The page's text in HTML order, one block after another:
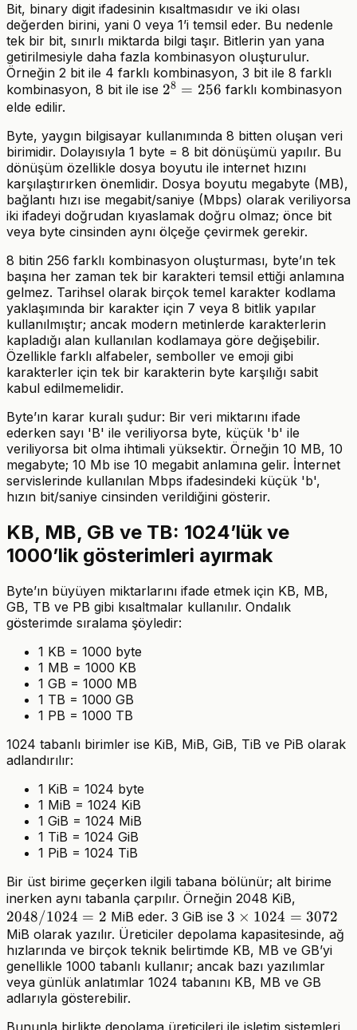
Bit, binary digit ifadesinin kısaltmasıdır ve iki olası
değerden birini, yani 0 veya 1’i temsil eder. Bu nedenle
tek bir bit, sınırlı miktarda bilgi taşır. Bitlerin yan yana
getirilmesiyle daha fazla kombinasyon oluşturulur.
Örneğin 2 bit ile 4 farklı kombinasyon, 3 bit ile 8 farklı
kombinasyon, 8 bit ile ise 2^8
256
28 = 256 farklı kombinasyon
elde edilir.
Byte, yaygın bilgisayar kullanımında 8 bitten oluşan veri
birimidir. Dolayısıyla 1 byte = 8 bit dönüşümü yapılır. Bu
dönüşüm özellikle dosya boyutu ile internet hızını
karşılaştırırken önemlidir. Dosya boyutu megabyte (MB),
bağlantı hızı ise megabit/saniye (Mbps) olarak veriliyorsa
iki ifadeyi doğrudan kıyaslamak doğru olmaz; önce bit
veya byte cinsinden aynı ölçeğe çevirmek gerekir.
8 bitin 256 farklı kombinasyon oluşturması, byte’ın tek
başına her zaman tek bir karakteri temsil ettiği anlamına
gelmez. Tarihsel olarak birçok temel karakter kodlama
yaklaşımında bir karakter için 7 veya 8 bitlik yapılar
kullanılmıştır; ancak modern metinlerde karakterlerin
kapladığı alan kullanılan kodlamaya göre değişebilir.
Özellikle farklı alfabeler, semboller ve emoji gibi
karakterler için tek bir karakterin byte karşılığı sabit
kabul edilmemelidir.
Byte’ın karar kuralı şudur: Bir veri miktarını ifade
ederken sayı 'B' ile veriliyorsa byte, küçük 'b' ile
veriliyorsa bit olma ihtimali yüksektir. Örneğin 10 MB, 10
megabyte; 10 Mb ise 10 megabit anlamına gelir. İnternet
servislerinde kullanılan Mbps ifadesindeki küçük 'b',
hızın bit/saniye cinsinden verildiğini gösterir.
KB, MB, GB ve TB: 1024’lük ve
1000’lik gösterimleri ayırmak
Byte’ın büyüyen miktarlarını ifade etmek için KB, MB,
GB, TB ve PB gibi kısaltmalar kullanılır. Ondalık
gösterimde sıralama şöyledir:
1 KB = 1000 byte
1 MB = 1000 KB
1 GB = 1000 MB
1 TB = 1000 GB
1 PB = 1000 TB
1024 tabanlı birimler ise KiB, MiB, GiB, TiB ve PiB olarak
adlandırılır:
1 KiB = 1024 byte
1 MiB = 1024 KiB
1 GiB = 1024 MiB
1 TiB = 1024 GiB
1 PiB = 1024 TiB
Bir üst birime geçerken ilgili tabana bölünür; alt birime
inerken aynı tabanla çarpılır. Örneğin 2048 KiB,
/
1024
= 2
2048/1024 = 2 MiB eder. 3 GiB ise 3
\times
1024
=
3072
3 × 1024 = 3072
MiB olarak yazılır. Üreticiler depolama kapasitesinde, ağ
hızlarında ve birçok teknik belirtimde KB, MB ve GB’yi
genellikle 1000 tabanlı kullanır; ancak bazı yazılımlar
veya günlük anlatımlar 1024 tabanını KB, MB ve GB
adlarıyla gösterebilir.